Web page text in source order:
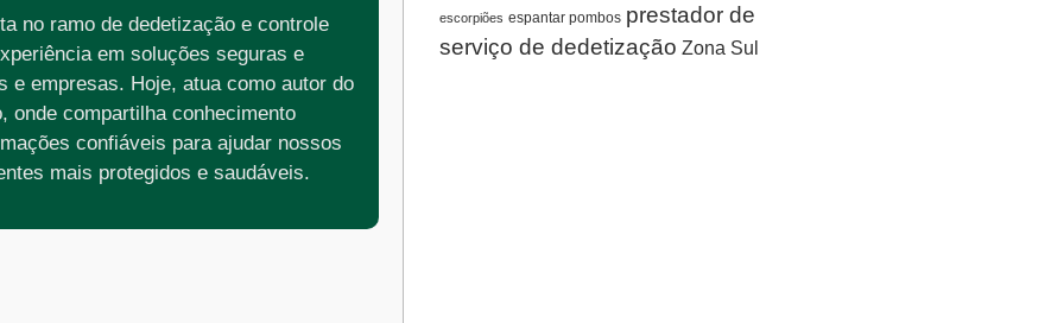
no ramo de dedetização e controle
em soluções seguras e
e empresas. Hoje, atua como autor do
onde compartilha conhecimento
confiáveis para ajudar nossos
mais protegidos e saudáveis.
escorpiões espantar pombos prestador de
serviço de dedetização Zona Sul